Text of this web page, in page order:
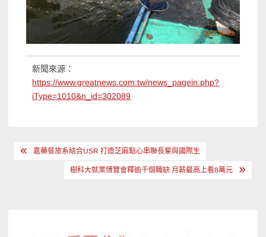
新聞來源：
https://www.greatnews.com.tw/news_pagein.php?
iType=1010&n_id=302089
文 嘉藥餐旅系結合USR 打造芝麻點心串聯長輩與國際生
樹科大就業博覽會釋逾千個職缺 月薪最高上看8萬元